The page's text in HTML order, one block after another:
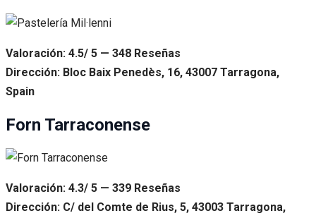
Valoración: 4.5/ 5 — 348 Reseñas
Dirección: Bloc Baix Penedès, 16, 43007 Tarragona,
Spain
Forn Tarraconense
Valoración: 4.3/ 5 — 339 Reseñas
Dirección: C/ del Comte de Rius, 5, 43003 Tarragona,